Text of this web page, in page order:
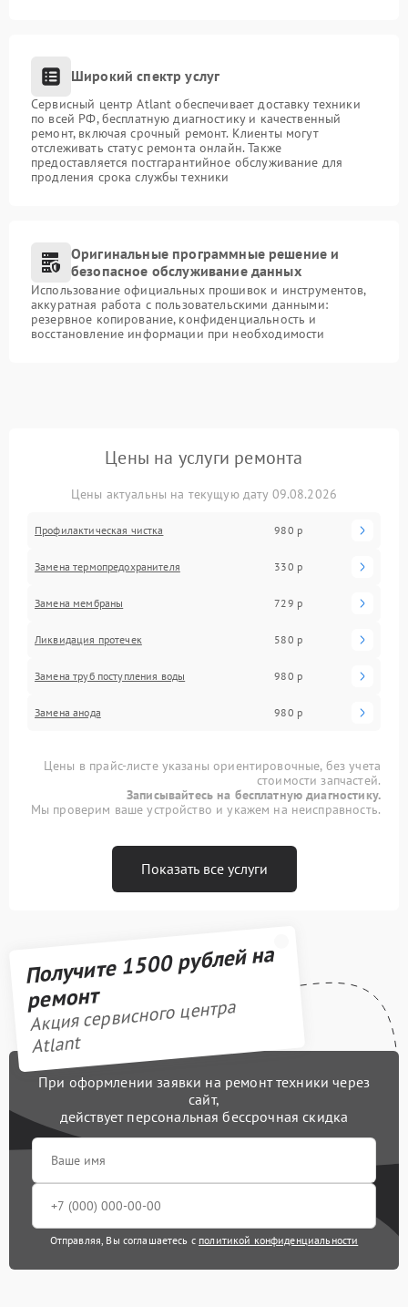
Широкий спектр услуг
Сервисный центр Atlant обеспечивает доставку техники
по всей РФ, бесплатную диагностику и качественный
ремонт, включая срочный ремонт. Клиенты могут
отслеживать статус ремонта онлайн. Также
предоставляется постгарантийное обслуживание для
продления срока службы техники
Оригинальные программные решение и
безопасное обслуживание данных
Использование официальных прошивок и инструментов,
аккуратная работа с пользовательскими данными:
резервное копирование, конфиденциальность и
восстановление информации при необходимости
Цены на услуги ремонта
Цены актуальны на текущую дату 09.08.2026
Профилактическая чистка 980 р
Замена термопредохранителя 330 р
Замена мембраны 729 р
Ликвидация протечек 580 р
Замена труб поступления воды 980 р
Замена анода 980 р
Цены в прайс-листе указаны ориентировочные, без учета
стоимости запчастей.
Записывайтесь на бесплатную диагностику.
Мы проверим ваше устройство и укажем на неисправность.
Показать все услуги
Получите 1500 рублей на
ремонт
Акция сервисного центра
Atlant
При оформлении заявки на ремонт техники через
сайт,
действует персональная бессрочная скидка
Отправляя, Вы соглашаетесь с политикой конфиденциальности